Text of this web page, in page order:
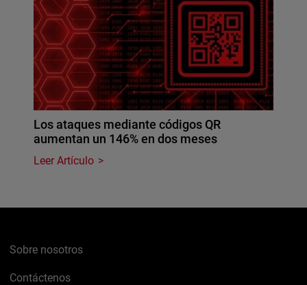
Los ataques mediante códigos QR
aumentan un 146% en dos meses
Leer Artículo
Sobre nosotros
Contáctenos